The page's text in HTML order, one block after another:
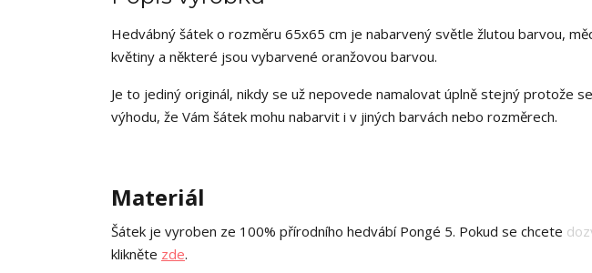
Hedvábný šátek o rozměru 65x65 cm je nabarvený světle žlutou barvou,
květiny a některé jsou vybarvené oranžovou barvou.
Je to jediný originál, nikdy se už nepovede namalovat úplně stejný protože
výhodu, že Vám šátek mohu nabarvit i v jiných barvách nebo rozměrech.
Materiál
Šátek je vyroben ze 100% přírodního hedvábí Pongé 5. Pokud se chcete
klikněte zde.